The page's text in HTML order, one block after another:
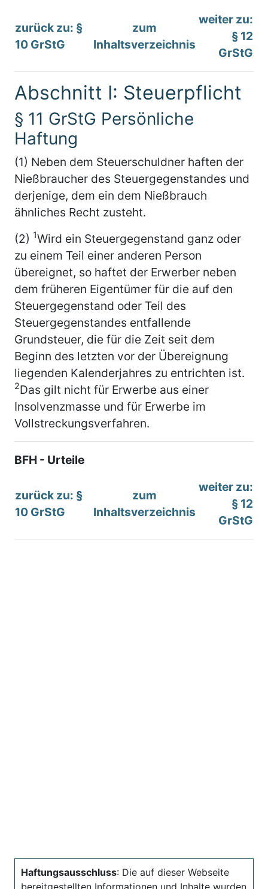
zurück zu: §
10 GrStG
zum
Inhaltsverzeichnis
weiter zu:
§ 12
GrStG
Abschnitt I: Steuerpflicht
§ 11 GrStG Persönliche
Haftung
(1) Neben dem Steuerschuldner haften der
Nießbraucher des Steuergegenstandes und
derjenige, dem ein dem Nießbrauch
ähnliches Recht zusteht.
(2) 1Wird ein Steuergegenstand ganz oder
zu einem Teil einer anderen Person
übereignet, so haftet der Erwerber neben
dem früheren Eigentümer für die auf den
Steuergegenstand oder Teil des
Steuergegenstandes entfallende
Grundsteuer, die für die Zeit seit dem
Beginn des letzten vor der Übereignung
liegenden Kalenderjahres zu entrichten ist.
2Das gilt nicht für Erwerbe aus einer
Insolvenzmasse und für Erwerbe im
Vollstreckungsverfahren.
BFH - Urteile
zurück zu: §
10 GrStG
zum
Inhaltsverzeichnis
weiter zu:
§ 12
GrStG
Haftungsausschluss: Die auf dieser Webseite
bereitgestellten Informationen und Inhalte wurden